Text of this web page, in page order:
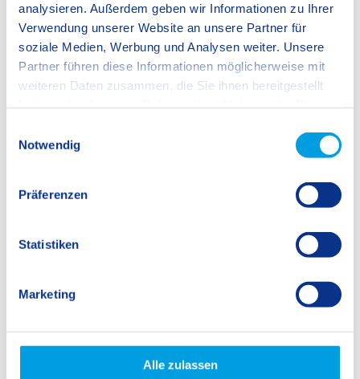
analysieren. Außerdem geben wir Informationen zu Ihrer
Verwendung unserer Website an unsere Partner für
soziale Medien, Werbung und Analysen weiter. Unsere
Partner führen diese Informationen möglicherweise mit
weiteren Daten zusammen, die Sie ihnen bereitgestellt
Notwendig
Präferenzen
Statistiken
Marketing
Alle zulassen
Back